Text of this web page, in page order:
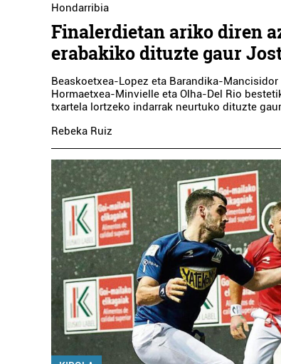
Hondarribia
Finalerdietan ariko diren
erabakiko dituzte gaur
Beaskoetxea-Lopez eta Barandika-
Hormaetxea-Minvielle eta Olha-Del Rio
txartela lortzeko indarrak neurtuko dituzte
Rebeka Ruiz